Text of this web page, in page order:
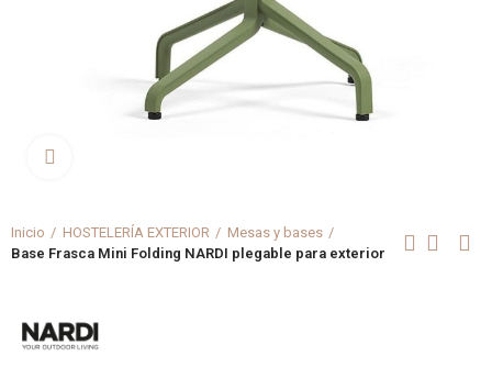
Inicio HOSTELERÍA EXTERIOR
Mesas y bases
Base Frasca Mini Folding NARDI plegable para exterior